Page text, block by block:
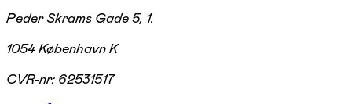
Peder Skrams Gade 5, 1.
1054 København K
CVR-nr: 62531517